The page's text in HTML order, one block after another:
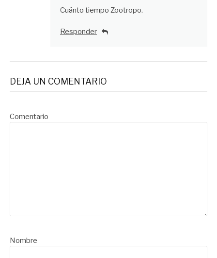
Cuánto tiempo Zootropo.
Responder
DEJA UN COMENTARIO
Comentario
Nombre